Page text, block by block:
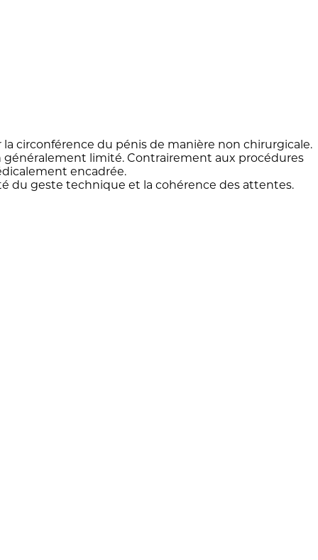
circonférence du pénis de manière non chirurgicale.
limité. Contrairement aux procédures
encadrée.
du geste technique et la cohérence des attentes.